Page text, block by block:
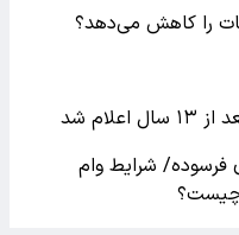
را کاهش می‌دهد؟
شد
شرایط وام